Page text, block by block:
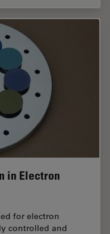
in Electron
for electron
controlled and